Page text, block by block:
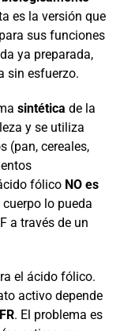
es la versión que
sus funciones
ya preparada,
sin esfuerzo.
sintética de la
y se utiliza
(pan, cereales,
fólico NO es
lo pueda
a través de un
el ácido fólico.
activo depende
. El problema es